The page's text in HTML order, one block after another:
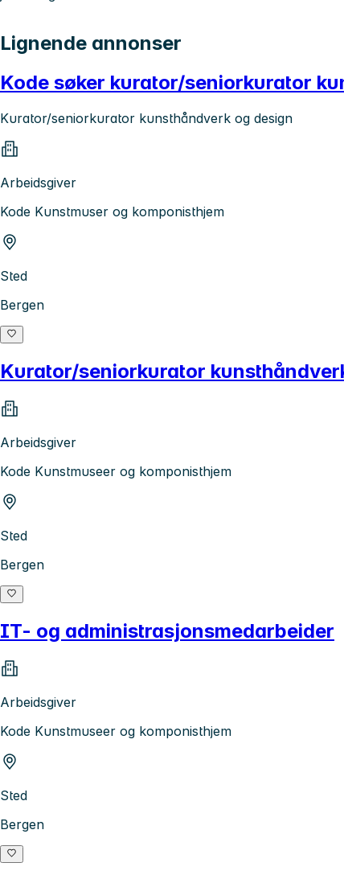
Lignende annonser
Kode søker kurator/seniorkurator
Kurator/seniorkurator kunsthåndverk og design
Arbeidsgiver
Kode Kunstmuser og komponisthjem
Sted
Bergen
Kurator/seniorkurator
Arbeidsgiver
Kode Kunstmuseer og komponisthjem
Sted
Bergen
IT- og administrasjonsmedarbeider
Arbeidsgiver
Kode Kunstmuseer og komponisthjem
Sted
Bergen